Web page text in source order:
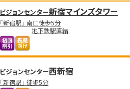
ビジョンセンター新宿マインズタワー
「新宿駅」 南口徒歩5分
地下鉄駅直結
ビジョンセンター西新宿
「新宿駅」 徒歩5分